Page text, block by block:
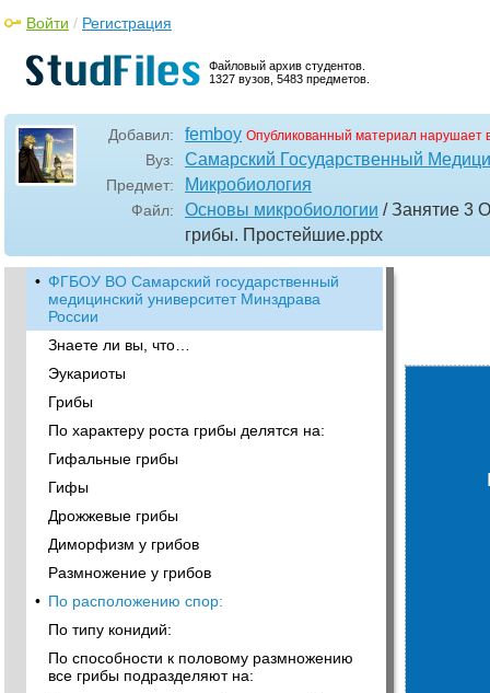
Файловый архив студентов.
1327 вузов, 5483 предметов.
Войти / Регистрация
Добавил: femboy Опубликованный материал нарушает
Вуз: Самарский Государственный
Предмет: Микробиология
Файл: Основы микробиологии / Занятие 3
грибы. Простейшие.pptx
• ФГБОУ ВО Самарский государственный
медицинский университет Минздрава
России
Знаете ли вы, что…
Эукариоты
Грибы
По характеру роста грибы делятся на:
Гифальные грибы
Гифы
Дрожжевые грибы
Диморфизм у грибов
Размножение у грибов
• По расположению спор:
По типу конидий:
По способности к половому размножению
все грибы подразделяют на: